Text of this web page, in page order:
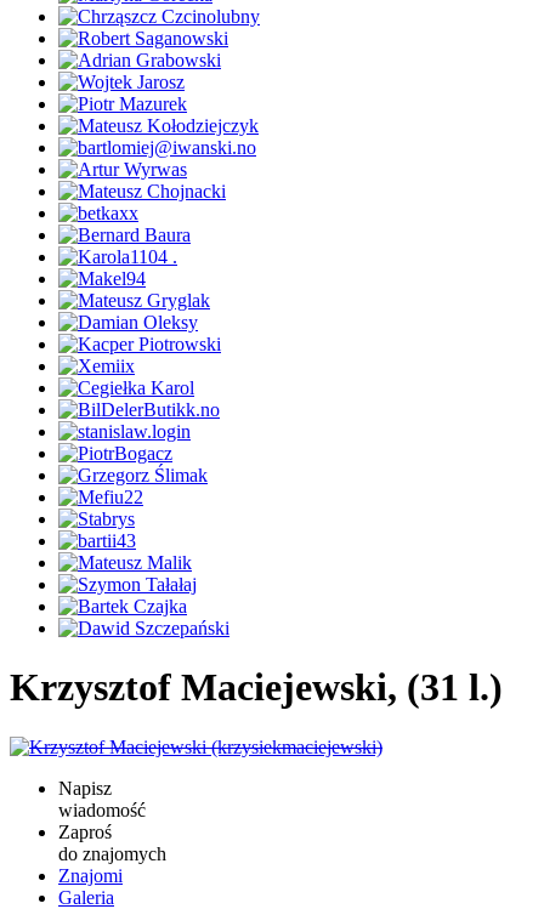
Krzysztof Maciejewski, (31 l.)
Napisz
wiadomość
Zaproś
do znajomych
Znajomi
Galeria